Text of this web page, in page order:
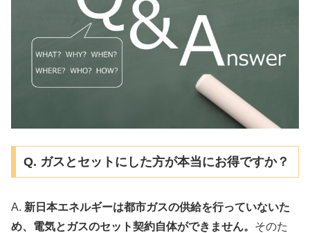
Q. ガスとセットにした方が本当にお得ですか？
A. 新日本エネルギーは都市ガスの供給を行っていないた
め、電気とガスのセット契約自体ができません。 そのた